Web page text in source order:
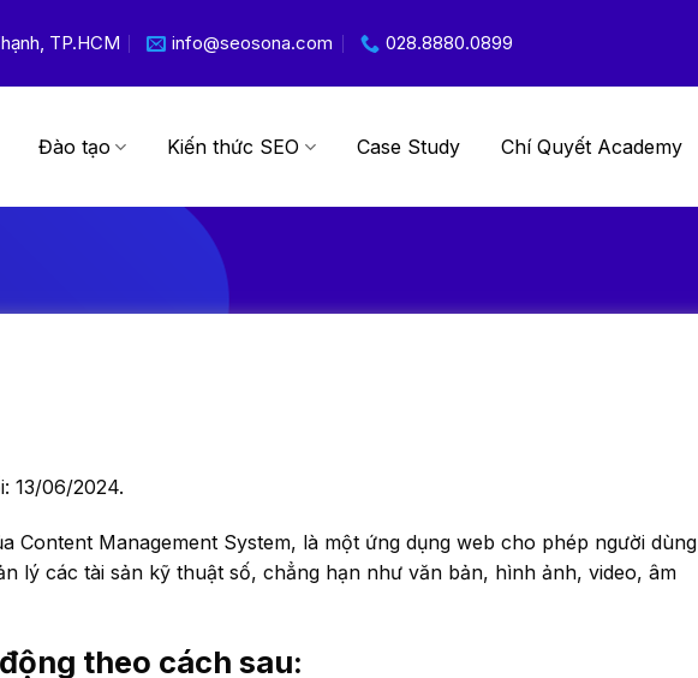
TP.HCM info@seosona.com 028.8880.0899
Đào tạo Kiến thức SEO Case Study Chí Quyết Academy
13/06/2024.
Content Management System, là một ứng dụng web cho phép người dùng
lý các tài sản kỹ thuật số, chẳng hạn như văn bản, hình ảnh, video, âm
theo cách sau: